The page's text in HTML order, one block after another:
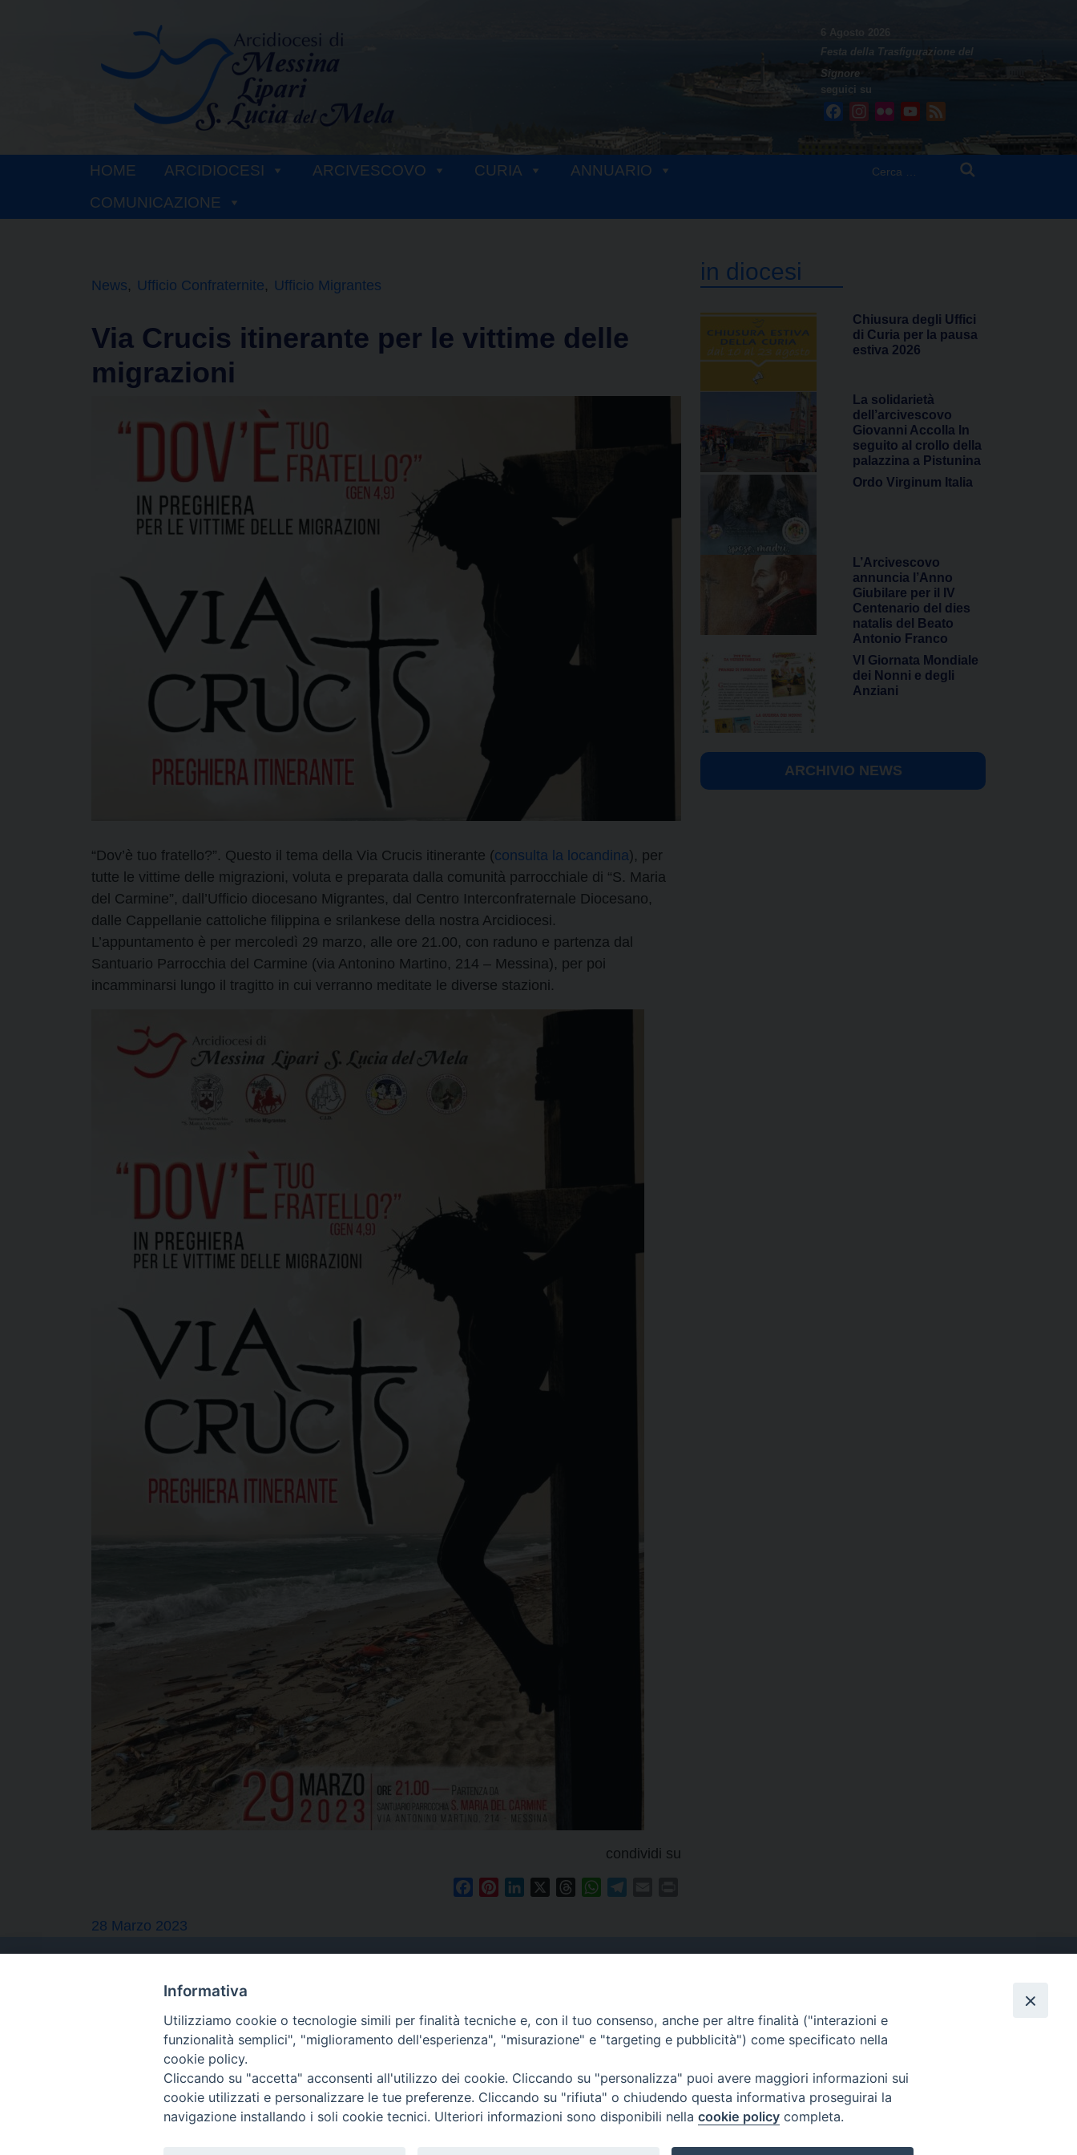
6 Agosto 2026
Festa della Trasfigurazione del
Signore
seguici su
FacebookInstagram
Flickr YouTube
HOME ARCIDIOCESI ARCIVESCOVO CURIA
ANNUARIO
COMUNICAZIONE
News Ufficio Confraternite Ufficio Migrantes
Via Crucis itinerante per le vittime delle
migrazioni
“Dov’è tuo fratello?”. Questo il tema della Via Crucis itinerante (consulta la locandina), per
tutte le vittime delle migrazioni, voluta e preparata dalla comunità parrocchiale di “S. Maria
del Carmine”, dall’Ufficio diocesano Migrantes, dal Centro Interconfraternale Diocesano,
dalle Cappellanie cattoliche filippina e srilankese della nostra Arcidiocesi.
L’appuntamento è per mercoledì 29 marzo, alle ore 21.00, con raduno e partenza dal
Santuario Parrocchia del Carmine (via Antonino Martino, 214 – Messina), per poi
incamminarsi lungo il tragitto in cui verranno meditate le diverse stazioni.
condividi su
FacebookPinterestLinkedIn ThreadsWhatsApp
28 Marzo 2023
in diocesi
Chiusura degli Uffici
di Curia per la pausa
estiva 2026
La solidarietà
dell’arcivescovo
Giovanni Accolla In
seguito al crollo della
palazzina a Pistunina
Ordo Virginum Italia
L’Arcivescovo
annuncia l’Anno
Giubilare per il IV
Centenario del dies
natalis del Beato
Antonio Franco
VI Giornata Mondiale
dei Nonni e degli
Anziani
ARCHIVIO NEWS
Indirizzo
Via Garibaldi, 67 - 98122
Orari
da lunedi al venerdi dalle ore
Contatti
Tel. 090.6684111 - Fax.
arcivescovo.messina@tin.it
Canali social
Informativa
Utilizziamo cookie o tecnologie simili per finalità tecniche e, con il tuo consenso, anche per altre finalità ("interazioni e
funzionalità semplici", "miglioramento dell'esperienza", "misurazione" e "targeting e pubblicità") come specificato nella
cookie policy.
Cliccando su "accetta" acconsenti all'utilizzo dei cookie. Cliccando su "personalizza" puoi avere maggiori informazioni sui
cookie utilizzati e personalizzare le tue preferenze. Cliccando su "rifiuta" o chiudendo questa informativa proseguirai la
navigazione installando i soli cookie tecnici. Ulteriori informazioni sono disponibili nella cookie policy completa.